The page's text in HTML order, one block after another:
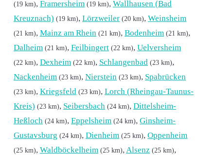
(19 km), Framersheim (19 km), Wallhausen (Bad
Kreuznach) (19 km), Lörzweiler (20 km), Weinsheim
(21 km), Mainz am Rhein (21 km), Bodenheim (21 km),
Dalheim (21 km), Feilbingert (22 km), Uelversheim
(22 km), Dexheim (22 km), Schlangenbad (23 km),
Nackenheim (23 km), Nierstein (23 km), Spabrücken
(23 km), Kriegsfeld (23 km), Lorch (Rheingau-Taunus-
Kreis) (23 km), Seibersbach (24 km), Dittelsheim-
Heßloch (24 km), Eppelsheim (24 km), Ginsheim-
Gustavsburg (24 km), Dienheim (25 km), Oppenheim
(25 km), Waldböckelheim (25 km), Alsenz (25 km),